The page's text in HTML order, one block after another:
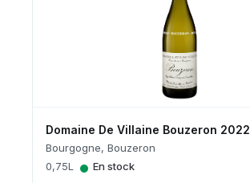
Domaine De Villaine Bouzeron 2022
Bourgogne, Bouzeron
0,75L
• En stock